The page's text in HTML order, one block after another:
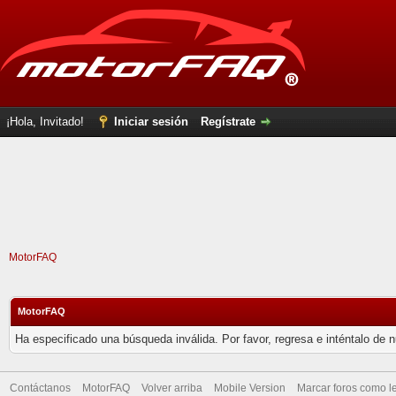
¡Hola, Invitado! Iniciar sesión Regístrate
MotorFAQ
MotorFAQ
Ha especificado una búsqueda inválida. Por favor, regresa e inténtalo de
Contáctanos MotorFAQ Volver arriba Mobile Version Marcar foros como